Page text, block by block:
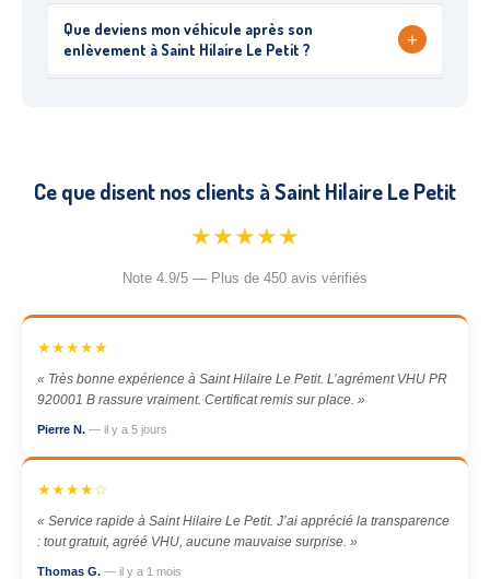
Que deviens mon véhicule après son
enlèvement à Saint Hilaire Le Petit ?
+
Ce que disent nos clients à Saint Hilaire Le Petit
★★★★★
Note 4.9/5 — Plus de 450 avis vérifiés
★★★★★
« Très bonne expérience à Saint Hilaire Le Petit. L’agrément VHU PR
920001 B rassure vraiment. Certificat remis sur place. »
Pierre N. — il y a 5 jours
★★★★☆
« Service rapide à Saint Hilaire Le Petit. J’ai apprécié la transparence
: tout gratuit, agréé VHU, aucune mauvaise surprise. »
Thomas G. — il y a 1 mois